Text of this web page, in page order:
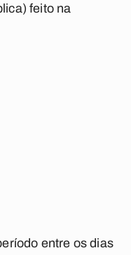
feito na
entre os dias